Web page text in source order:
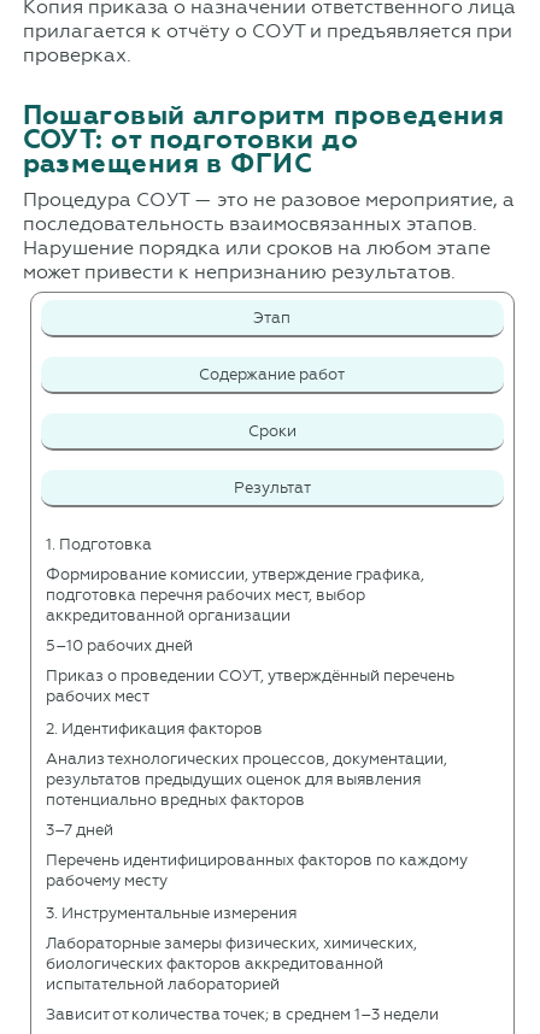
Копия приказа о назначении ответственного лица
прилагается к отчёту о СОУТ и предъявляется при
проверках.
Пошаговый алгоритм проведения
СОУТ: от подготовки до
размещения в ФГИС
Процедура СОУТ — это не разовое мероприятие, а
последовательность взаимосвязанных этапов.
Нарушение порядка или сроков на любом этапе
может привести к непризнанию результатов.
Этап
Содержание работ
Сроки
Результат
1. Подготовка
Формирование комиссии, утверждение графика,
подготовка перечня рабочих мест, выбор
аккредитованной организации
5–10 рабочих дней
Приказ о проведении СОУТ, утверждённый перечень
рабочих мест
2. Идентификация факторов
Анализ технологических процессов, документации,
результатов предыдущих оценок для выявления
потенциально вредных факторов
3–7 дней
Перечень идентифицированных факторов по каждому
рабочему месту
3. Инструментальные измерения
Лабораторные замеры физических, химических,
биологических факторов аккредитованной
испытательной лабораторией
Зависит от количества точек; в среднем 1–3 недели